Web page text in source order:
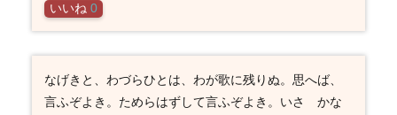
いいね 0
なげきと、わづらひとは、わが歌に残りぬ。思へば、
言ふぞよき。ためらはずして言ふぞよき。いさゝかな